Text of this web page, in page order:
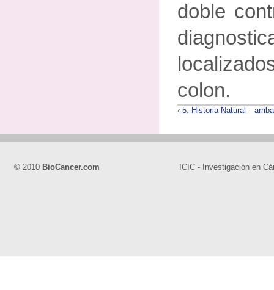
doble
colon.
‹ 5. Historia Natural arriba
© 2010 BioCancer.com ICIC - Investigación en